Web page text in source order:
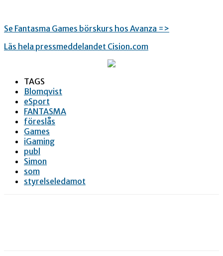
Se Fantasma Games börskurs hos Avanza =>
Läs hela pressmeddelandet Cision.com
TAGS
Blomqvist
eSport
FANTASMA
föreslås
Games
iGaming
publ
Simon
som
styrelseledamot